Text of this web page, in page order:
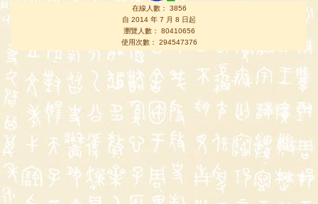
在線人數： 3856
自 2014 年 7 月 8 日起
瀏覽人數： 80410656
使用次數： 294547376